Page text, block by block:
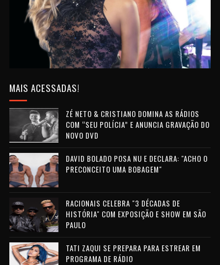
MAIS ACESSADAS!
ZÉ NETO & CRISTIANO DOMINA AS RÁDIOS
COM “SEU POLÍCIA” E ANUNCIA GRAVAÇÃO DO
NOVO DVD
DAVID BOLADO POSA NU E DECLARA: "ACHO O
PRECONCEITO UMA BOBAGEM"
RACIONAIS CELEBRA "3 DÉCADAS DE
HISTÓRIA" COM EXPOSIÇÃO E SHOW EM SÃO
PAULO
TATI ZAQUI SE PREPARA PARA ESTREAR EM
PROGRAMA DE RÁDIO